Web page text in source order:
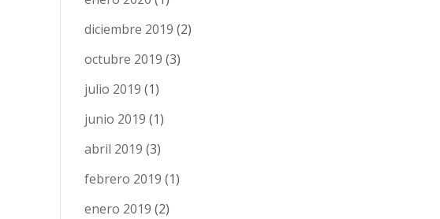
diciembre 2019 (2)
octubre 2019 (3)
julio 2019 (1)
junio 2019 (1)
abril 2019 (3)
febrero 2019 (1)
enero 2019 (2)